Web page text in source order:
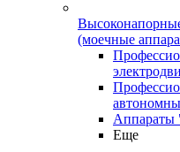
(моечные
Аппараты
Еще